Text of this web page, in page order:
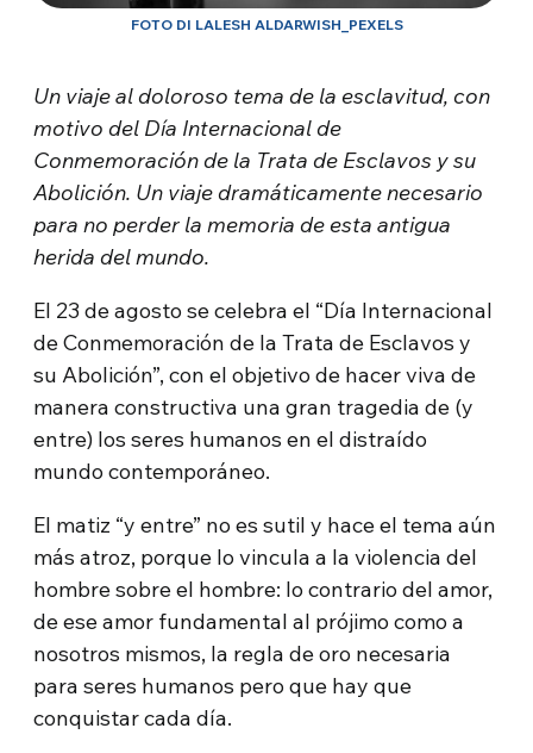
FOTO DI LALESH ALDARWISH_PEXELS
Un viaje al doloroso tema de la esclavitud, con
motivo del Día Internacional de
Conmemoración de la Trata de Esclavos y su
Abolición. Un viaje dramáticamente necesario
para no perder la memoria de esta antigua
herida del mundo.
El 23 de agosto se celebra el “Día Internacional
de Conmemoración de la Trata de Esclavos y
su Abolición”, con el objetivo de hacer viva de
manera constructiva una gran tragedia de (y
entre) los seres humanos en el distraído
mundo contemporáneo.
El matiz “y entre” no es sutil y hace el tema aún
más atroz, porque lo vincula a la violencia del
hombre sobre el hombre: lo contrario del amor,
de ese amor fundamental al prójimo como a
nosotros mismos, la regla de oro necesaria
para seres humanos pero que hay que
conquistar cada día.